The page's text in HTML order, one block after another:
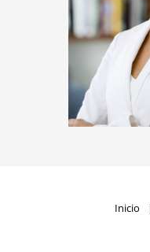
Inicio